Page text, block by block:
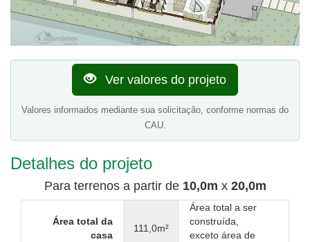
Ver valores do projeto
Valores informados mediante sua solicitação, conforme normas do
CAU.
Detalhes do projeto
Para terrenos a partir de 10,0m x 20,0m
Área total da
casa
111,0m²
Área total a ser
construída,
exceto área de